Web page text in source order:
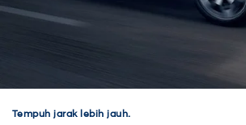
Tempuh jarak lebih jauh.